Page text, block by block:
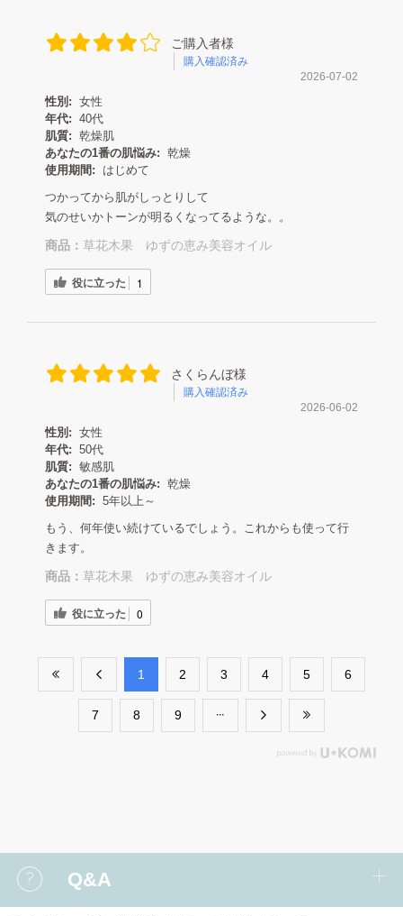
ご購入者様
購入確認済み
2026-07-02
性別: 女性
年代: 40代
肌質: 乾燥肌
あなたの1番の肌悩み: 乾燥
使用期間:
はじめて
つかってから肌がしっとりして
気のせいかトーンが明るくなってるような。。
商品： 草花木果 ゆずの恵み美容オイル
役に立った 1
さくらんぼ様
購入確認済み
2026-06-02
性別: 女性
年代: 50代
肌質: 敏感肌
あなたの1番の肌悩み: 乾燥
使用期間: 5年以上～
もう、何年使い続けているでしょう。これからも使って行
きます。
商品： 草花木果 ゆずの恵み美容オイル
役に立った 0
​1 ​2 ​3 ​4 ​5 ​6
​7 ​8 ​9
Q&A